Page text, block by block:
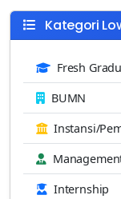
Kategori
Fresh
BUMN
Instansi/
Internship